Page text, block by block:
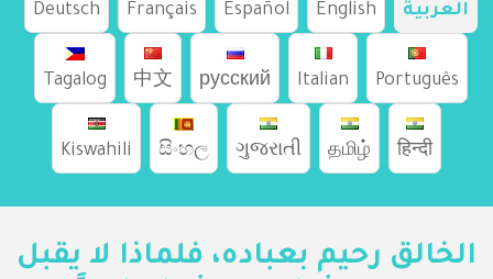
العربية English
Español
Français
Deutsch
Português
Italian
русский
中文
Tagalog
हिन्दी
தமிழ்
ગુજરાતી
සිංහල
Kiswahili
الخالق رحيم بعباده، فلماذا لا يقبل